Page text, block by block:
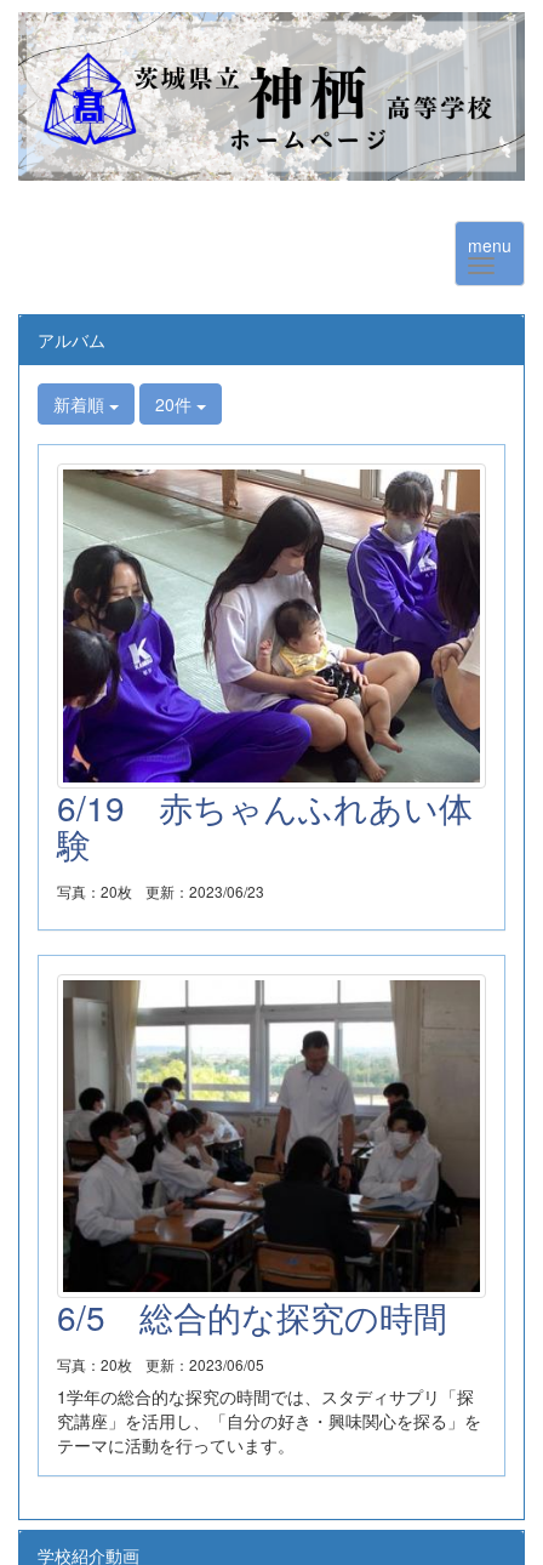
menu
アルバム
新着順 20件
6/19 赤ちゃんふれあい体
験
写真：20枚 更新：2023/06/23
6/5 総合的な探究の時間
写真：20枚 更新：2023/06/05
1学年の総合的な探究の時間では、スタディサプリ「探
究講座」を活用し、「自分の好き・興味関心を探る」を
テーマに活動を行っています。
学校紹介動画